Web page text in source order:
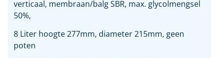
verticaal, membraan/balg SBR, max. glycolmengsel
50%,
8 Liter hoogte 277mm, diameter 215mm, geen
poten